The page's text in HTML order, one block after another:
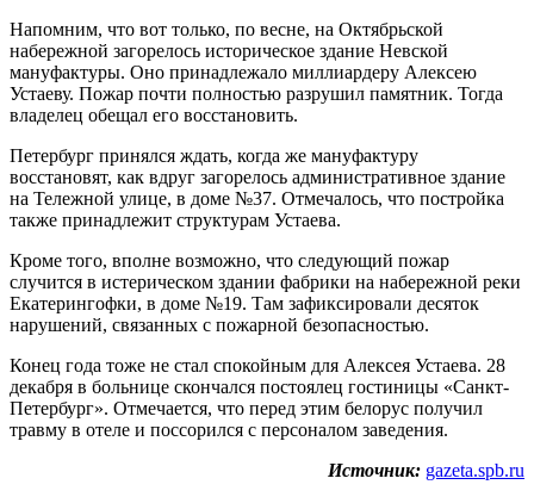
Напомним, что вот только, по весне, на Октябрьской
набережной загорелось историческое здание Невской
мануфактуры. Оно принадлежало миллиардеру Алексею
Устаеву. Пожар почти полностью разрушил памятник. Тогда
владелец обещал его восстановить.
Петербург принялся ждать, когда же мануфактуру
восстановят, как вдруг загорелось административное здание
на Тележной улице, в доме №37. Отмечалось, что постройка
также принадлежит структурам Устаева.
Кроме того, вполне возможно, что следующий пожар
случится в истерическом здании фабрики на набережной реки
Екатерингофки, в доме №19. Там зафиксировали десяток
нарушений, связанных с пожарной безопасностью.
Конец года тоже не стал спокойным для Алексея Устаева. 28
декабря в больнице скончался постоялец гостиницы «Санкт-
Петербург». Отмечается, что перед этим белорус получил
травму в отеле и поссорился с персоналом заведения.
Источник: gazeta.spb.ru